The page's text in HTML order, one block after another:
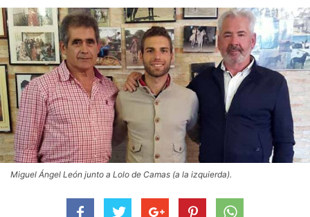
Miguel Ángel León junto a Lolo de Camas (a la izquierda).